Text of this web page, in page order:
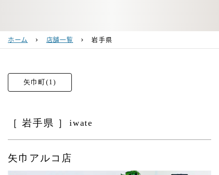
ホーム chevron_right 店舗一覧 chevron_right 岩手県
矢巾町(1)
［ 岩手県 ］ iwate
矢巾アルコ店